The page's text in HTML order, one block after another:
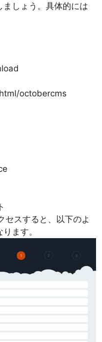
しょう。具体的には
octobercms
スすると、以下のよ
ます。